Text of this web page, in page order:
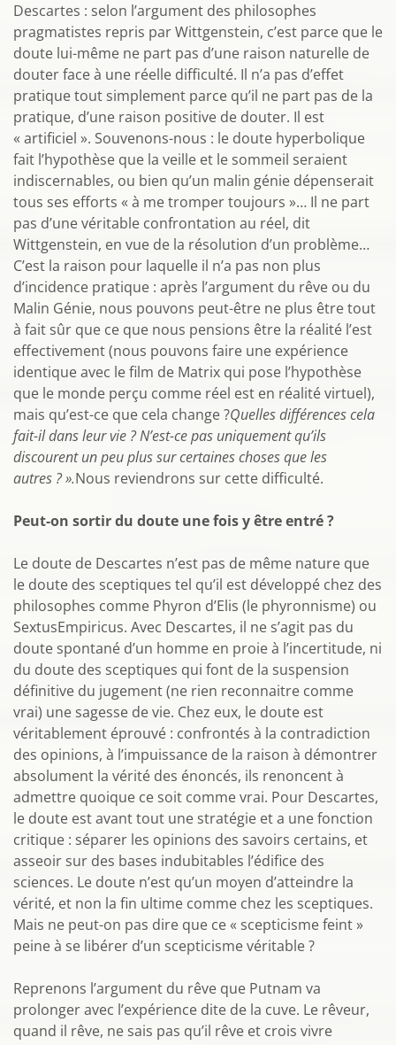
Descartes : selon l’argument des philosophes
pragmatistes repris par Wittgenstein, c’est parce que le
doute lui-même ne part pas d’une raison naturelle de
douter face à une réelle difficulté. Il n’a pas d’effet
pratique tout simplement parce qu’il ne part pas de la
pratique, d’une raison positive de douter. Il est
« artificiel ». Souvenons-nous : le doute hyperbolique
fait l’hypothèse que la veille et le sommeil seraient
indiscernables, ou bien qu’un malin génie dépenserait
tous ses efforts « à me tromper toujours »… Il ne part
pas d’une véritable confrontation au réel, dit
Wittgenstein, en vue de la résolution d’un problème…
C’est la raison pour laquelle il n’a pas non plus
d’incidence pratique : après l’argument du rêve ou du
Malin Génie, nous pouvons peut-être ne plus être tout
à fait sûr que ce que nous pensions être la réalité l’est
effectivement (nous pouvons faire une expérience
identique avec le film de Matrix qui pose l’hypothèse
que le monde perçu comme réel est en réalité virtuel),
mais qu’est-ce que cela change ?Quelles différences cela
fait-il dans leur vie ? N’est-ce pas uniquement qu’ils
discourent un peu plus sur certaines choses que les
autres ? ».Nous reviendrons sur cette difficulté.
Peut-on sortir du doute une fois y être entré ?
Le doute de Descartes n’est pas de même nature que
le doute des sceptiques tel qu’il est développé chez des
philosophes comme Phyron d’Elis (le phyronnisme) ou
SextusEmpiricus. Avec Descartes, il ne s’agit pas du
doute spontané d’un homme en proie à l’incertitude, ni
du doute des sceptiques qui font de la suspension
définitive du jugement (ne rien reconnaitre comme
vrai) une sagesse de vie. Chez eux, le doute est
véritablement éprouvé : confrontés à la contradiction
des opinions, à l’impuissance de la raison à démontrer
absolument la vérité des énoncés, ils renoncent à
admettre quoique ce soit comme vrai. Pour Descartes,
le doute est avant tout une stratégie et a une fonction
critique : séparer les opinions des savoirs certains, et
asseoir sur des bases indubitables l’édifice des
sciences. Le doute n’est qu’un moyen d’atteindre la
vérité, et non la fin ultime comme chez les sceptiques.
Mais ne peut-on pas dire que ce « scepticisme feint »
peine à se libérer d’un scepticisme véritable ?
Reprenons l’argument du rêve que Putnam va
prolonger avec l’expérience dite de la cuve. Le rêveur,
quand il rêve, ne sais pas qu’il rêve et crois vivre